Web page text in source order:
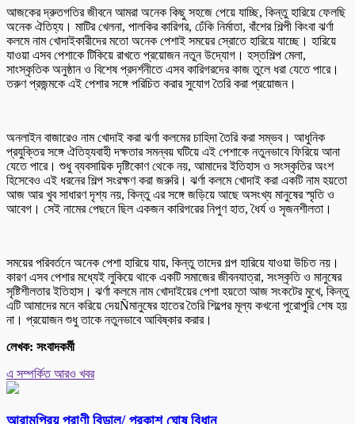
আজকের দ্রুতগতির জীবনে আমরা অনেক কিছু সহজে পেয়ে যাচ্ছি, কিন্তু হারিয়ে ফেলছি
অনেক ঐতিহ্য। মাটির খেলনা, পালকির কারিগর, ঢেঁকি নির্মাতা, বাঁশের শিল্পী কিংবা ঝর্ণা
কলমে নাম খোদাইকারীদের মতো অনেক পেশাই সময়ের স্রোতে হারিয়ে যাচ্ছে। হারিয়ে
যাওয়া এসব পেশাকে টিকিয়ে রাখতে প্রয়োজন নতুন উদ্যোগ। হস্তশিল্প মেলা,
সাংস্কৃতিক অনুষ্ঠান ও বিশেষ প্রদর্শনীতে এসব কারিগরদের কাজ তুলে ধরা যেতে পারে।
তরুণ প্রজন্মকে এই পেশার সঙ্গে পরিচিত করার সুযোগ তৈরি করা প্রয়োজন।
অনলাইন বাজারেও নাম খোদাই করা ঝর্ণা কলমের চাহিদা তৈরি করা সম্ভব। আধুনিক
প্রযুক্তির সঙ্গে ঐতিহ্যবাহী দক্ষতার সমন্বয় ঘটিয়ে এই পেশাকে নতুনভাবে ফিরিয়ে আনা
যেতে পারে। শুধু ব্যবসায়িক দৃষ্টিকোণ থেকে নয়, আমাদের ইতিহাস ও সংস্কৃতির অংশ
হিসেবেও এই ধরনের শিল্প সংরক্ষণ করা জরুরি। ঝর্ণা কলমে খোদাই করা একটি নাম হয়তো
আজ আর খুব সাধারণ দৃশ্য নয়, কিন্তু এর সঙ্গে জড়িয়ে আছে অসংখ্য মানুষের স্মৃতি ও
আবেগ। সেই নামের পেছনে ছিল একজন কারিগরের নিপুণ হাত, ধৈর্য ও সৃজনশীলতা।
সময়ের পরিবর্তনে অনেক পেশা হারিয়ে যায়, কিন্তু তাদের গল্প হারিয়ে যাওয়া উচিত নয়।
কারণ এসব পেশার মধ্যেই লুকিয়ে থাকে একটি সমাজের জীবনযাত্রা, সংস্কৃতি ও মানুষের
সৃষ্টিশীলতার ইতিহাস। ঝর্ণা কলমে নাম খোদাইয়ের পেশা হয়তো আজ সংকটের মুখে, কিন্তু
এটি আমাদের মনে করিয়ে দেয়Ñমানুষের হাতের তৈরি শিল্পের মূল্য কখনো পুরোপুরি শেষ হয়
না। প্রয়োজন শুধু তাকে নতুনভাবে আবিষ্কার করার।
লেখক: সংবাদকর্মী
এ সম্পর্কিত আরও খবর
আরামপ্রিয় প্রাণী বিড়াল/ প্রকাশ ঘোষ বিধান